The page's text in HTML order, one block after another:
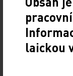
vyráběla 600
pondělního
netuší, odkud
laickou